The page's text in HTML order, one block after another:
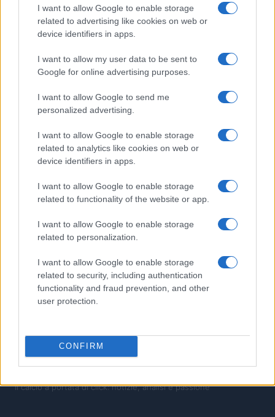
I want to allow Google to enable storage
related to advertising like cookies on web or
device identifiers in apps.
I want to allow my user data to be sent to
Google for online advertising purposes.
I want to allow Google to send me
personalized advertising.
I want to allow Google to enable storage
related to analytics like cookies on web or
device identifiers in apps.
I want to allow Google to enable storage
related to functionality of the website or app.
I want to allow Google to enable storage
related to personalization.
I want to allow Google to enable storage
related to security, including authentication
functionality and fraud prevention, and other
user protection.
CONFIRM
PSG vs Manchester United: orario, diretta e formazione per
l’amichevole del 8 agosto 2026
PIÙ LETTI
sull’immigrazione clandestina
Novità e iscrizioni per il calcio giovanile UISP 2026-2027
PSG vs Manchester United: orario, diretta e formazione per
l’amichevole del 8 agosto 2026
Atalanta in trattativa per Yeremay Hernandez: il profilo del
talento spagnolo
Vincent Kompany punta alla Champions League con il Bayern
Monaco
Il calcio a portata di click: notizie, analisi e passione